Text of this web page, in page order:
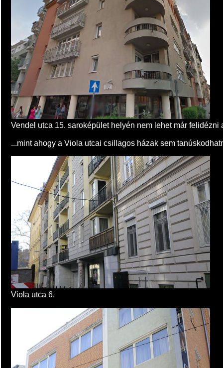
Vendel utca 15. saroképület helyén nem lehet már felidézni
...mint ahogy a Viola utcai csillagos házak sem
Viola utca 6.